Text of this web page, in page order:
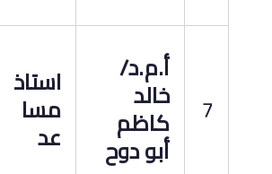
7
أ.م.د/
خالد
كاظم
أبو دوح
استاذ
مسا
عد